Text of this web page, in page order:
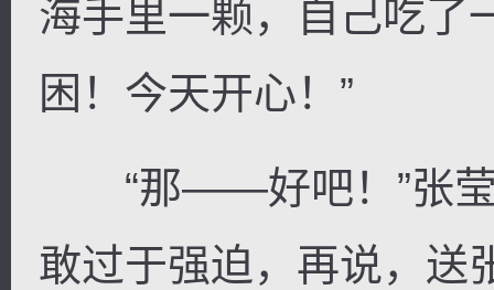
海手里一颗，自己吃了
困！今天开心！”
“那——好吧！”张莹
敢过于强迫，再说，送